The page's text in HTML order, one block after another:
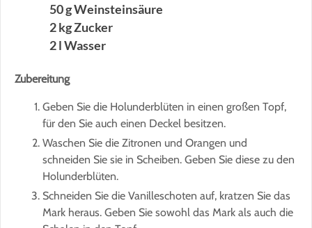
50 g Weinsteinsäure
2 kg Zucker
2 l Wasser
Zubereitung
Geben Sie die Holunderblüten in einen großen Topf,
für den Sie auch einen Deckel besitzen.
Waschen Sie die Zitronen und Orangen und
schneiden Sie sie in Scheiben. Geben Sie diese zu den
Holunderblüten.
Schneiden Sie die Vanilleschoten auf, kratzen Sie das
Mark heraus. Geben Sie sowohl das Mark als auch die